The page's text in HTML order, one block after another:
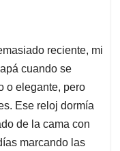
reciente, mi
cuando se
o elegante, pero
Ese reloj dormía
de la cama con
marcando las